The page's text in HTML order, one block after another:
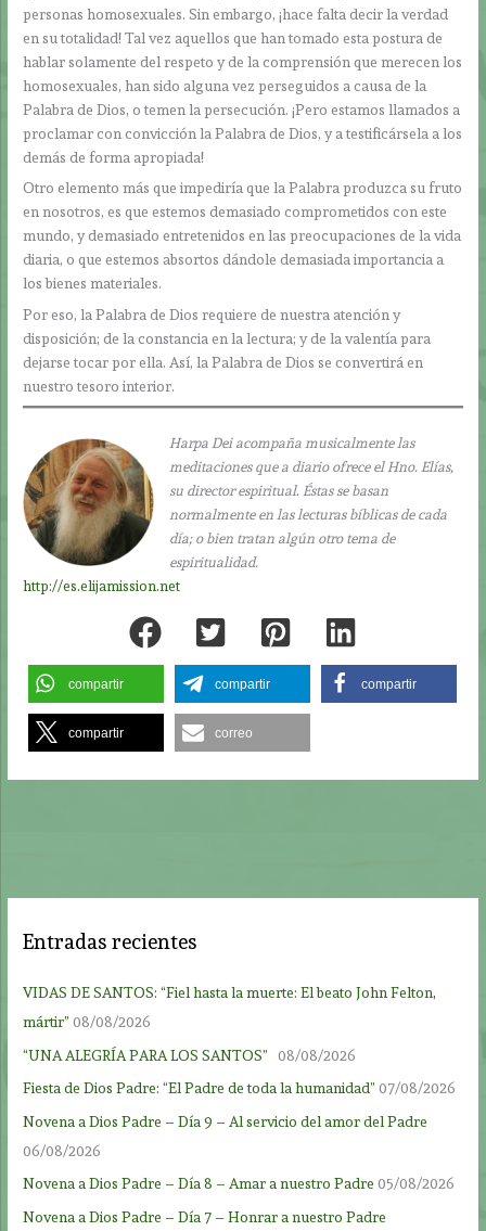
personas homosexuales. Sin embargo, ¡hace falta decir la verdad
en su totalidad! Tal vez aquellos que han tomado esta postura de
hablar solamente del respeto y de la comprensión que merecen los
homosexuales, han sido alguna vez perseguidos a causa de la
Palabra de Dios, o temen la persecución. ¡Pero estamos llamados a
proclamar con convicción la Palabra de Dios, y a testificársela a los
demás de forma apropiada!
Otro elemento más que impediría que la Palabra produzca su fruto
en nosotros, es que estemos demasiado comprometidos con este
mundo, y demasiado entretenidos en las preocupaciones de la vida
diaria, o que estemos absortos dándole demasiada importancia a
los bienes materiales.
Por eso, la Palabra de Dios requiere de nuestra atención y
disposición; de la constancia en la lectura; y de la valentía para
dejarse tocar por ella. Así, la Palabra de Dios se convertirá en
nuestro tesoro interior.
Harpa Dei acompaña musicalmente las
meditaciones que a diario ofrece el Hno. Elías,
su director espiritual. Éstas se basan
normalmente en las lecturas bíblicas de cada
día; o bien tratan algún otro tema de
espiritualidad.
http://es.elijamission.net
compartir compartir compartir
compartir correo
Entradas recientes
VIDAS DE SANTOS: “Fiel hasta la muerte: El beato John Felton,
mártir” 08/08/2026
“UNA ALEGRÍA PARA LOS SANTOS”
08/08/2026
Fiesta de Dios Padre: “El Padre de toda la humanidad” 07/08/2026
Novena a Dios Padre – Día 9 – Al servicio del amor del Padre
06/08/2026
Novena a Dios Padre – Día 8 – Amar a nuestro Padre 05/08/2026
Novena a Dios Padre – Día 7 – Honrar a nuestro Padre